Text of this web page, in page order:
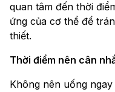
quan tâm đến thời
ứng của cơ thể để
thiết.
Thời điểm nên cân
Không nên uống